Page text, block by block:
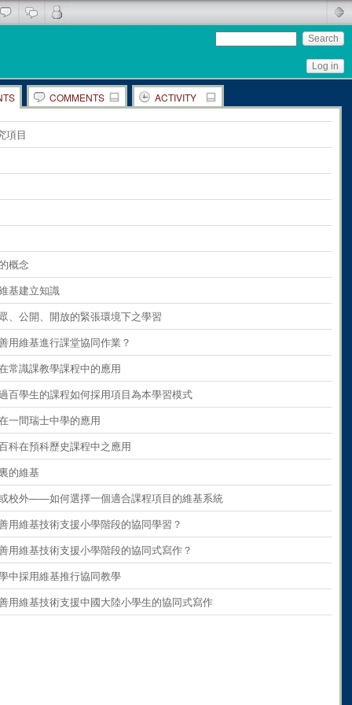
Log in
COMMENTS ACTIVITY
on
on
onparagraph 6
on
paragraph 7
onparagraph 8
onparagraph 9
onparagraph 10
onparagraph 11
onparagraph 12
onparagraph 13
onparagraph 14
onparagraph 15
onparagraph 16
onparagraph 17
onparagraph 18
onparagraph 19
項目
概念
基建立知識
、公開、開放的緊張環境下之學習
用維基進行課堂協同作業？
常識課教學課程中的應用
百學生的課程如何採用項目為本學習模式
一間瑞士中學的應用
科在預科歷史課程中之應用
的維基
校外——如何選擇一個適合課程項目的維基系統
用維基技術支援小學階段的協同學習？
用維基技術支援小學階段的協同式寫作？
中採用維基推行協同教學
用維基技術支援中國大陸小學生的協同式寫作